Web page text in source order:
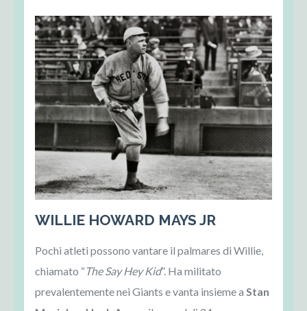
WILLIE HOWARD MAYS JR
Pochi atleti possono vantare il palmares di Willie,
chiamato “The Say Hey Kid”. Ha militato
prevalentemente nei Giants e vanta insieme a Stan